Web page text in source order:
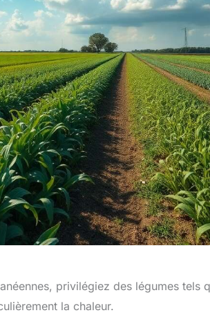
privilégiez des légumes tels
la chaleur.